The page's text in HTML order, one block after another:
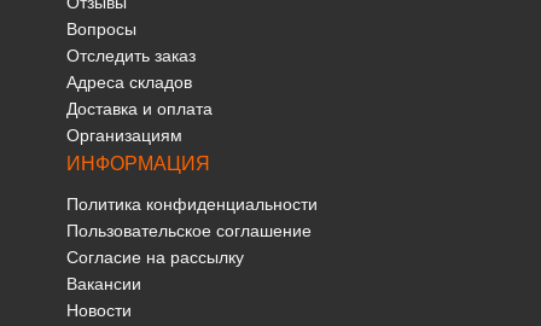
Вопросы
Отследить заказ
Адреса складов
Доставка и оплата
Организациям
ИНФОРМАЦИЯ
Политика конфиденциальности
Пользовательское соглашение
Согласие на рассылку
Вакансии
Новости